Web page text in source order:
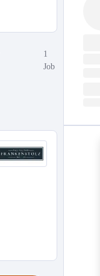
1
Job